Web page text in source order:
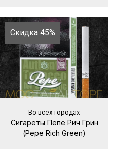
Скидка 45%
Во всех городах
Сигареты Пепе Рич Грин
(Pepe Rich Green)